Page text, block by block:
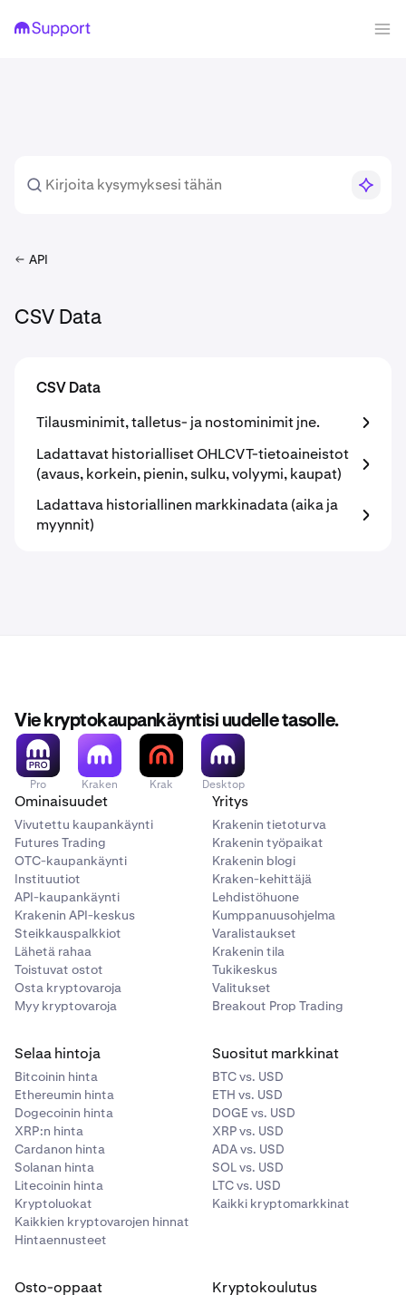
API
CSV Data
CSV Data
Tilausminimit, talletus- ja nostominimit jne.
Ladattavat historialliset OHLCVT-tietoaineistot
(avaus, korkein, pienin, sulku, volyymi, kaupat)
Ladattava historiallinen markkinadata (aika ja
myynnit)
Vie kryptokaupankäyntisi uudelle tasolle.
Pro Kraken Krak Desktop
Ominaisuudet
Vivutettu kaupankäynti
Futures Trading
OTC-kaupankäynti
Instituutiot
API-kaupankäynti
Krakenin API-keskus
Steikkauspalkkiot
Lähetä rahaa
Toistuvat ostot
Osta kryptovaroja
Myy kryptovaroja
Yritys
Krakenin tietoturva
Krakenin työpaikat
Krakenin blogi
Kraken-kehittäjä
Lehdistöhuone
Kumppanuusohjelma
Varalistaukset
Krakenin tila
Tukikeskus
Valitukset
Breakout Prop Trading
Selaa hintoja
Bitcoinin hinta
Ethereumin hinta
Dogecoinin hinta
XRP:n hinta
Cardanon hinta
Solanan hinta
Litecoinin hinta
Kryptoluokat
Kaikkien kryptovarojen hinnat
Hintaennusteet
Suositut markkinat
BTC vs. USD
ETH vs. USD
DOGE vs. USD
XRP vs. USD
ADA vs. USD
SOL vs. USD
LTC vs. USD
Kaikki kryptomarkkinat
Osto-oppaat Kryptokoulutus